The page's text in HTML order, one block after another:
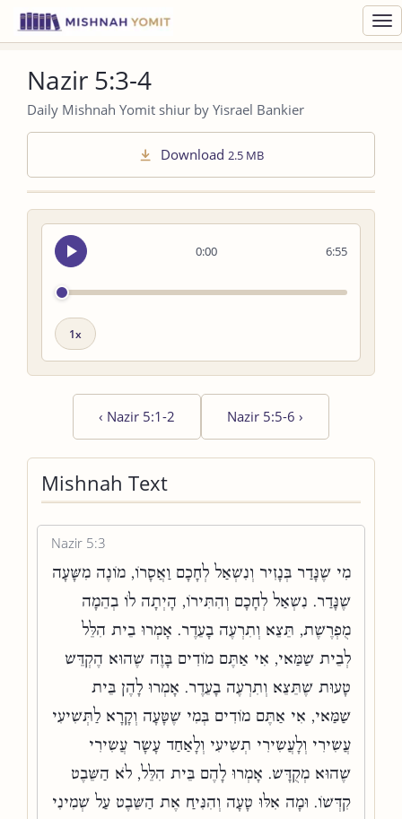
Nazir 5:3-4
Daily Mishnah Yomit shiur by Yisrael Bankier
Download 2.5 MB
0:00
Seek
audio
6:55
Playback
‹ Nazir 5:1-2 Nazir 5:5-6 ›
Mishnah Text
Nazir 5:3
מִי שֶׁנָּדַר בְּנָזִיר וְנִשְׁאַל לְחָכָם וַאֲסָרוֹ, מוֹנֶה מִשָּׁעָה
שֶׁנָּדַר. נִשְׁאַל לְחָכָם וְהִתִּירוֹ, הָיְתָה לוֹ בְהֵמָה
מֻפְרֶשֶׁת, תֵּצֵא וְתִרְעֶה בָעֵדֶר. אָמְרוּ בֵית הִלֵּל
לְבֵית שַׁמַּאי, אִי אַתֶּם מוֹדִים בָּזֶה שֶׁהוּא הֶקְדֵּשׁ
טָעוּת שֶׁתֵּצֵא וְתִרְעֶה בָעֵדֶר. אָמְרוּ לָהֶן בֵּית
שַׁמַּאי, אִי אַתֶּם מוֹדִים בְּמִי שֶׁטָּעָה וְקָרָא לַתְּשִׁיעִי
עֲשִׂירִי וְלָעֲשִׂירִי תְשִׁיעִי וְלָאַחַד עָשָׂר עֲשִׂירִי
שֶׁהוּא מְקֻדָּשׁ. אָמְרוּ לָהֶם בֵּית הִלֵּל, לֹא הַשֵּׁבֶט
קִדְּשׁוֹ. וּמָה אִלּוּ טָעָה וְהִנִּיחַ אֶת הַשֵּׁבֶט עַל שְׁמִינִי